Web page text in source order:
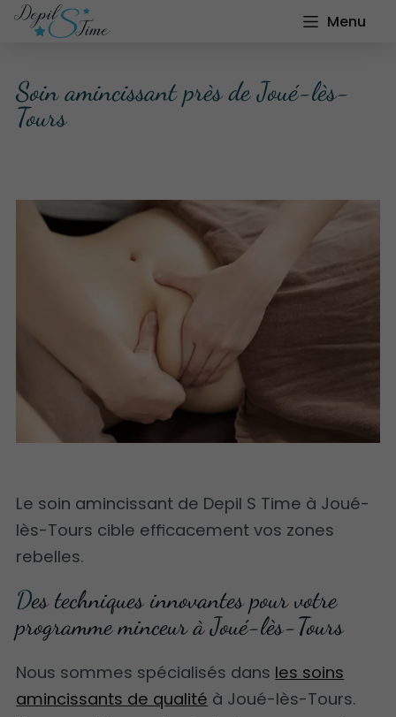
Menu
Soin amincissant près de Joué-lès-
Tours
Le soin amincissant de Depil S Time à Joué-
lès-Tours cible efficacement vos zones
rebelles.
Des techniques innovantes pour votre
programme minceur à Joué-lès-Tours
Nous sommes spécialisés dans les soins
amincissants de qualité à Joué-lès-Tours.